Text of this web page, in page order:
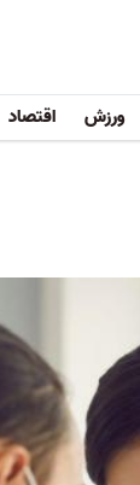
ورزش اقتصاد